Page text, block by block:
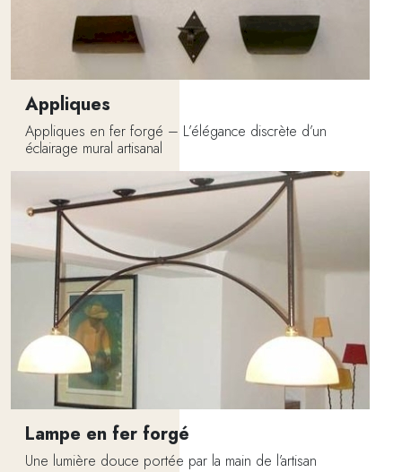
Appliques
Appliques en fer forgé – L’élégance discrète d’un
éclairage mural artisanal
Lampe en fer forgé
Une lumière douce portée par la main de l’artisan